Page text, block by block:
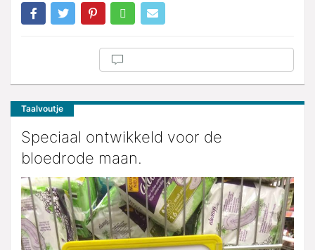
Taalvoutje
Speciaal ontwikkeld voor de
bloedrode maan.